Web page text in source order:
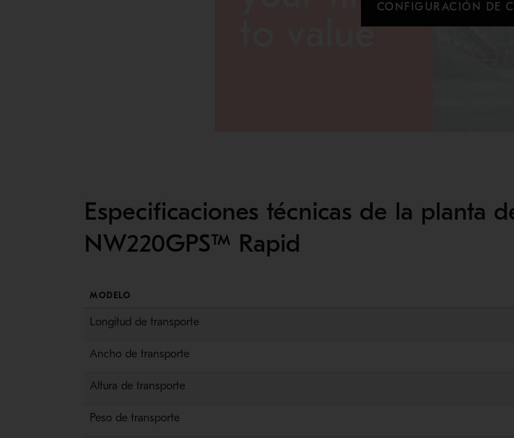
CONFIGURACIÓN DE
Especificaciones técnicas de la planta
NW220GPS™ Rapid
MODELO
Longitud de transporte
Ancho de transporte
Altura de transporte
Peso de transporte